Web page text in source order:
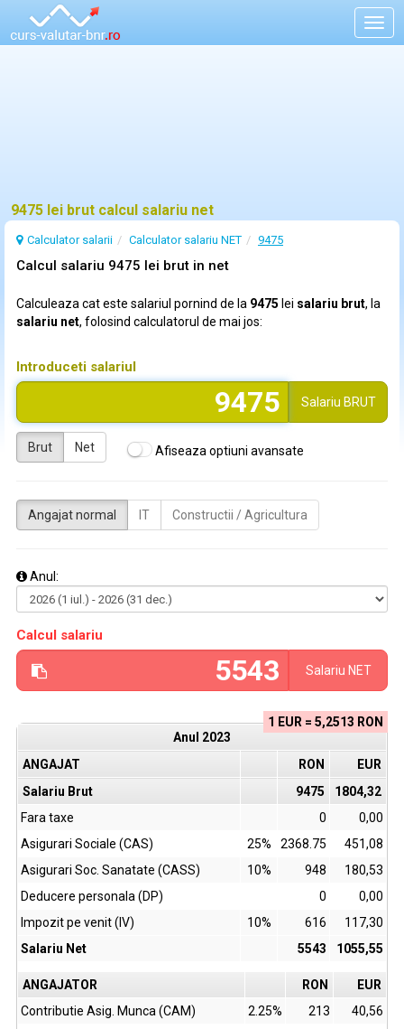
9475 lei brut calcul salariu net
Calculator salarii Calculator salariu NET 9475
Calcul salariu 9475 lei brut in net
Calculeaza cat este salariul pornind de la 9475 lei salariu brut, la
salariu net, folosind calculatorul de mai jos:
Introduceti salariul
Salariu BRUT
Brut Net Afiseaza optiuni avansate
Angajat normal IT Constructii / Agricultura
Anul:
Calcul salariu
Salariu NET
1 EUR = 5,2513 RON
Anul 2023
ANGAJAT
RON
EUR
Salariu Brut
9475
1804,32
Fara taxe
0
0,00
Asigurari Sociale (CAS)
25% 2368.75
451,08
Asigurari Soc. Sanatate (CASS)
10% 948
180,53
Deducere personala (DP)
0
0,00
Impozit pe venit (IV)
10% 616
117,30
Salariu Net
5543 1055,55
ANGAJATOR RON
EUR
Contributie Asig. Munca (CAM)
2.25% 213
40,56